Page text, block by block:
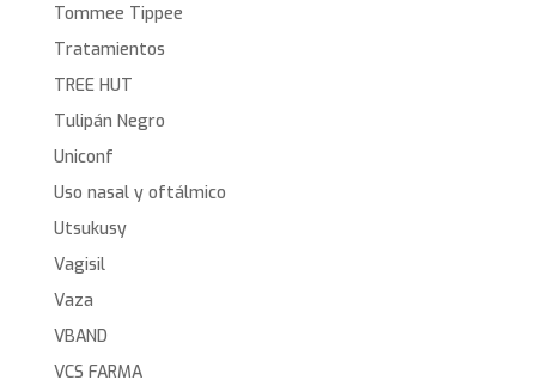
Tommee Tippee
Tratamientos
TREE HUT
Tulipán Negro
Uniconf
Uso nasal y oftálmico
Utsukusy
Vagisil
Vaza
VBAND
VCS FARMA